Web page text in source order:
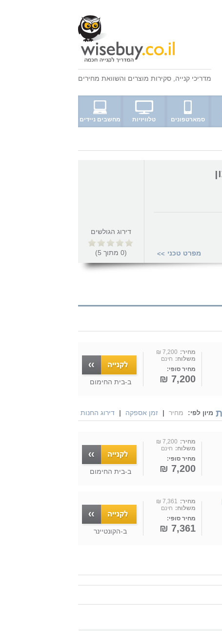
מדריכי קנייה סקירות מוצרים והשוואת מחירים
סמארטפונים טלוויזיות מחשבים ניידים
מפרט טכני >>
דירוג הגולשים
(
0 מתוך 5
)
מחיר: 7,200 ₪
משלוח: חינם
מחיר סופי:
7,200 ₪ ב-בית החימום
מיון לפי: מחיר | זמן אספקה | דירוג החנות
מחיר: 7,200 ₪
משלוח: חינם
מחיר סופי:
7,200 ₪ ב-בית החימום
מחיר: 7,361 ₪
משלוח: חינם
מחיר סופי:
7,361 ₪ ב-הקונטיינר